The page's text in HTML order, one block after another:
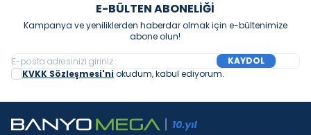
E-BÜLTEN ABONELIĞI
Kampanya ve yeniliklerden haberdar olmak için e-bültenimize
abone olun!
KAYDOL
KVKK Sözleşmesi'ni okudum, kabul ediyorum.